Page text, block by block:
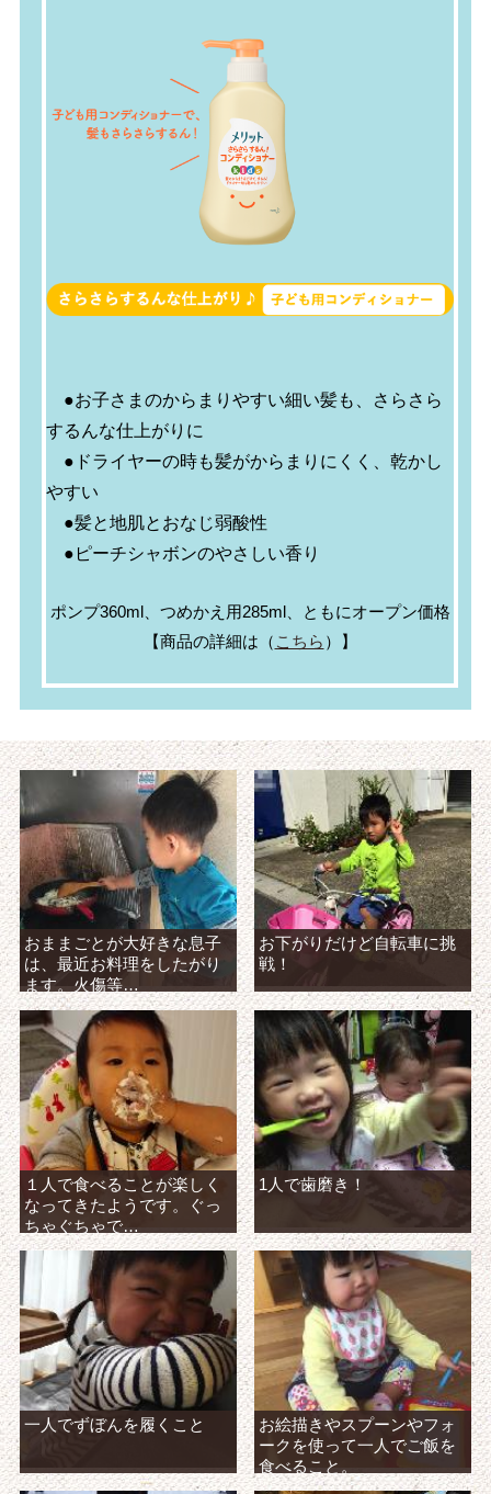
●お子さまのからまりやすい細い髪も、さらさら
するんな仕上がりに
●ドライヤーの時も髪がからまりにくく、乾かし
やすい
●髪と地肌とおなじ弱酸性
●ピーチシャボンのやさしい香り
ポンプ360ml、つめかえ用285ml、ともにオープン価格
【商品の詳細は（ こちら ）】
おままごとが大好きな息子
は、最近お料理をしたがり
ます。火傷等…
お下がりだけど自転車に挑
戦！
１人で食べることが楽しく
なってきたようです。ぐっ
ちゃぐちゃで…
1人で歯磨き！
一人でずぼんを履くこと
お絵描きやスプーンやフォ
ークを使って一人でご飯を
食べること。